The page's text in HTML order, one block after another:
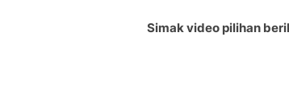
Simak video pilihan